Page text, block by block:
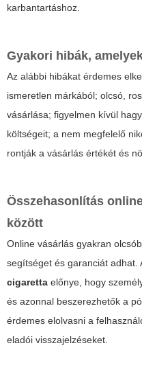
karbantartáshoz.
Gyakori hibák,
Az alábbi hibákat érdemes
ismeretlen márkából; olcsó,
vásárlása; figyelmen kívül
költségeit; a nem megfelelő
rontják a vásárlás értékét és
Összehasonlítás
között
Online vásárlás gyakran
segítséget és garanciát adhat.
cigaretta előnye, hogy
és azonnal beszerezhetők a
érdemes elolvasni a
eladói visszajelzéseket.